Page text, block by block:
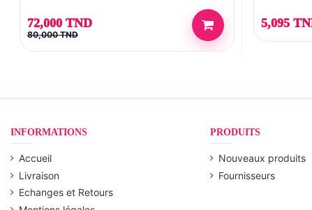
72,000 TND
80,000 TND
5,095
INFORMATIONS
Accueil
Livraison
Echanges et Retours
PRODUITS
Nouveaux produits
Fournisseurs